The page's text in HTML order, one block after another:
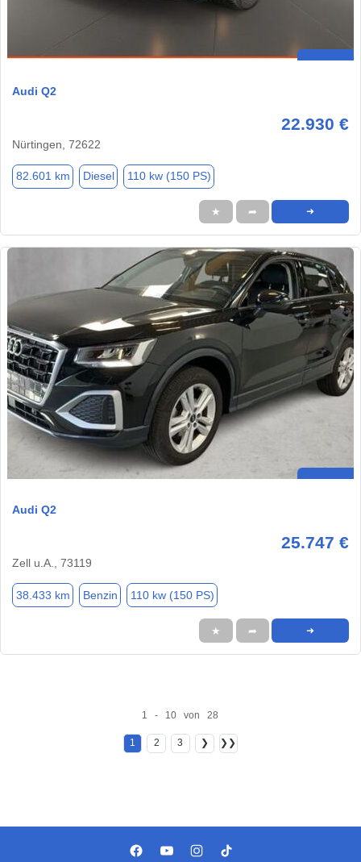
Audi Q2
22.930 €
Nürtingen, 72622
82.601 km Diesel 110 kw (150 PS)
★ ➦ ➜
Audi Q2
25.747 €
Zell u.A., 73119
38.433 km Benzin 110 kw (150 PS)
★ ➦ ➜
1 - 10 von 28
1 2 3 ❯ ❯❯